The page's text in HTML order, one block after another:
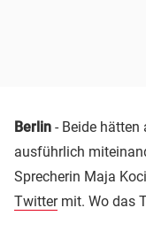
Berlin - Beide
ausführlich
Sprecherin Maja
Twittermit. Wo das